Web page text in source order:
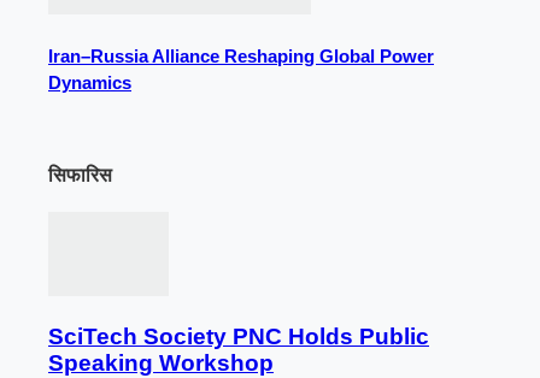
Iran–Russia Alliance Reshaping Global Power
Dynamics
सिफारिस
SciTech Society PNC Holds Public
Speaking Workshop